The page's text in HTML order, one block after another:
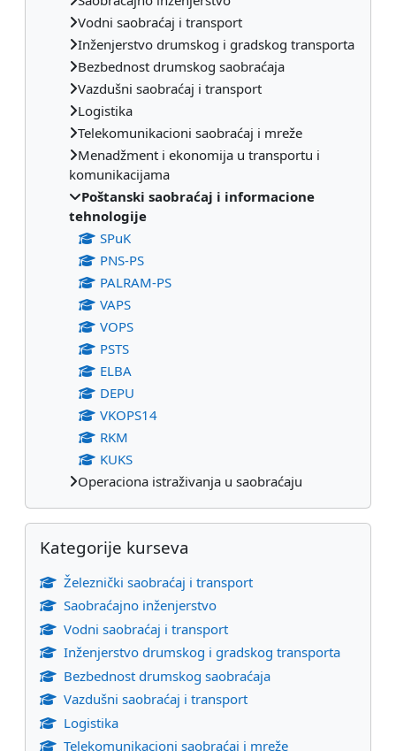
Vodni saobraćaj i transport
Inženjerstvo drumskog i gradskog transporta
Bezbednost drumskog saobraćaja
Vazdušni saobraćaj i transport
Logistika
Telekomunikacioni saobraćaj i mreže
Menadžment i ekonomija u transportu i
komunikacijama
Poštanski saobraćaj i informacione
tehnologije
SPuK
PNS-PS
PALRAM-PS
VAPS
VOPS
PSTS
ELBA
DEPU
VKOPS14
RKM
KUKS
Operaciona istraživanja u saobraćaju
Preskoči Kategorije kurseva
Kategorije kurseva
Železnički saobraćaj i transport
Saobraćajno inženjerstvo
Vodni saobraćaj i transport
Inženjerstvo drumskog i gradskog transporta
Bezbednost drumskog saobraćaja
Vazdušni saobraćaj i transport
Logistika
Telekomunikacioni saobraćaj i mreže